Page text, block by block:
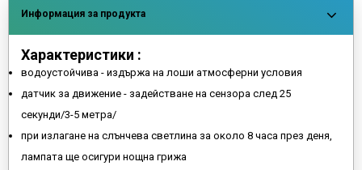
Информация за продукта
Характеристики :
водоустойчива - издържа на лоши атмосферни условия
датчик за движение - задействане на сензора след 25
секунди/3-5 метра/
при излагане на слънчева светлина за около 8 часа през деня,
лампата ще осигури нощна грижа